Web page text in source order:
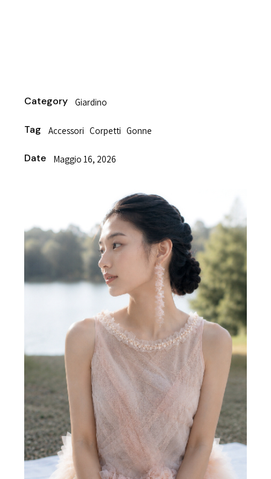
Category Giardino
Tag Accessori Corpetti Gonne
Date Maggio 16, 2026